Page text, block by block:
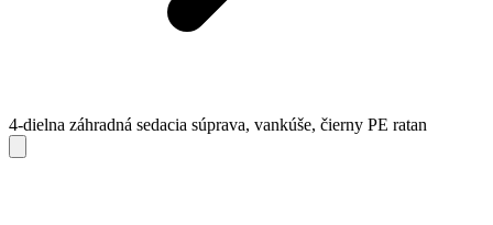
4-dielna záhradná sedacia súprava, vankúše, čierny PE ratan